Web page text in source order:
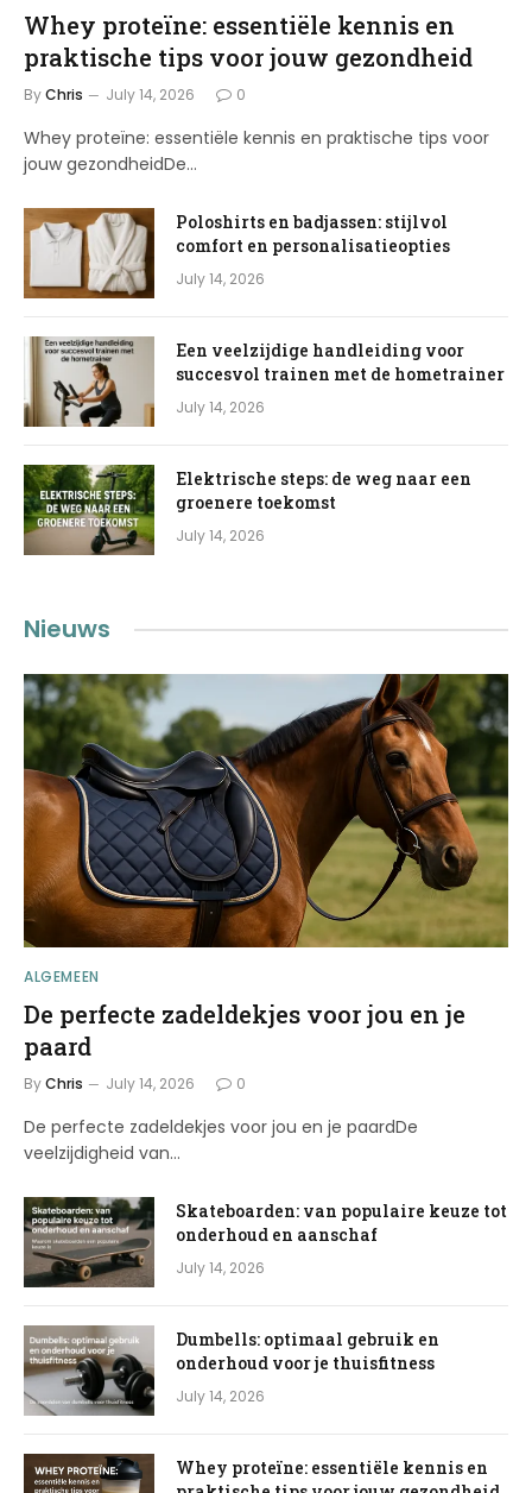
Whey proteïne: essentiële kennis en
praktische tips voor jouw gezondheid
ByChris July 14, 2026 0
Whey proteïne: essentiële kennis en praktische tips voor
jouw gezondheidDe…
Poloshirts en badjassen: stijlvol
comfort en personalisatieopties
July 14, 2026
Een veelzijdige handleiding voor
succesvol trainen met de hometrainer
July 14, 2026
Elektrische steps: de weg naar een
groenere toekomst
July 14, 2026
Nieuws
ALGEMEEN
De perfecte zadeldekjes voor jou en je
paard
ByChris July 14, 2026 0
De perfecte zadeldekjes voor jou en je paardDe
veelzijdigheid van…
Skateboarden: van populaire keuze tot
onderhoud en aanschaf
July 14, 2026
Dumbells: optimaal gebruik en
onderhoud voor je thuisfitness
July 14, 2026
Whey proteïne: essentiële kennis en